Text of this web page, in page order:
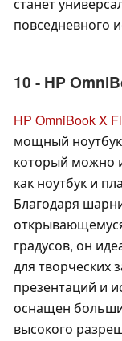
повседневного
10 - HP
HP OmniBook X
мощный ноутбук
который можно
как ноутбук и
Благодаря
градусов, он
для творческих
презентаций и
оснащен
высокого